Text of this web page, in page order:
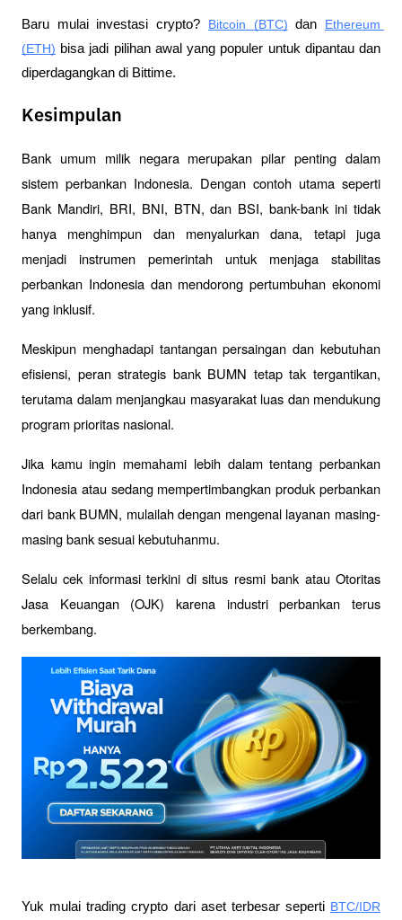
Baru mulai investasi crypto? Bitcoin (BTC) dan Ethereum
(ETH) bisa jadi pilihan awal yang populer untuk dipantau dan
diperdagangkan di Bittime.
Kesimpulan
Bank umum milik negara merupakan pilar penting dalam
sistem perbankan Indonesia. Dengan contoh utama seperti
Bank Mandiri, BRI, BNI, BTN, dan BSI, bank-bank ini tidak
hanya menghimpun dan menyalurkan dana, tetapi juga
menjadi instrumen pemerintah untuk menjaga stabilitas
perbankan Indonesia dan mendorong pertumbuhan ekonomi
yang inklusif.
Meskipun menghadapi tantangan persaingan dan kebutuhan
efisiensi, peran strategis bank BUMN tetap tak tergantikan,
terutama dalam menjangkau masyarakat luas dan mendukung
program prioritas nasional.
Jika kamu ingin memahami lebih dalam tentang perbankan
Indonesia atau sedang mempertimbangkan produk perbankan
dari bank BUMN, mulailah dengan mengenal layanan masing-
masing bank sesuai kebutuhanmu.
Selalu cek informasi terkini di situs resmi bank atau Otoritas
Jasa Keuangan (OJK) karena industri perbankan terus
berkembang.
Yuk mulai trading crypto dari aset terbesar seperti BTC/IDR